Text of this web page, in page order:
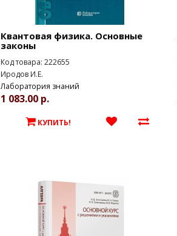
Квантовая физика. Основные
законы
Код товара: 222655
Иродов И.Е.
Лаборатория знаний
1 083.00 р.
КУПИТЬ!